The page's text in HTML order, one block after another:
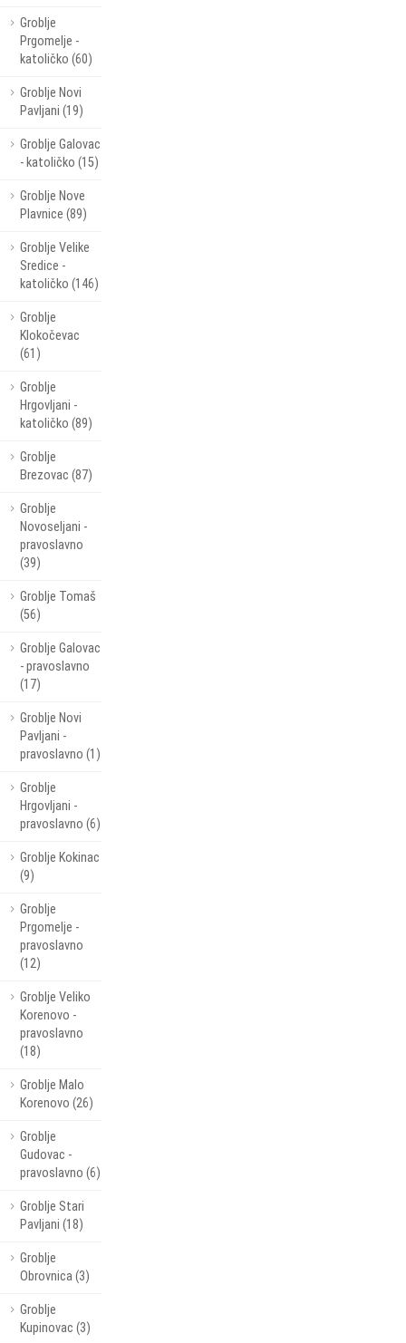
Groblje
Prgomelje -
katoličko (60)
Groblje Novi
Pavljani (19)
Groblje Galovac
- katoličko (15)
Groblje Nove
Plavnice (89)
Groblje Velike
Sredice -
katoličko (146)
Groblje
Klokočevac
(61)
Groblje
Hrgovljani -
katoličko (89)
Groblje
Brezovac (87)
Groblje
Novoseljani -
pravoslavno
(39)
Groblje Tomaš
(56)
Groblje Galovac
- pravoslavno
(17)
Groblje Novi
Pavljani -
pravoslavno (1)
Groblje
Hrgovljani -
pravoslavno (6)
Groblje Kokinac
(9)
Groblje
Prgomelje -
pravoslavno
(12)
Groblje Veliko
Korenovo -
pravoslavno
(18)
Groblje Malo
Korenovo (26)
Groblje
Gudovac -
pravoslavno (6)
Groblje Stari
Pavljani (18)
Groblje
Obrovnica (3)
Groblje
Kupinovac (3)